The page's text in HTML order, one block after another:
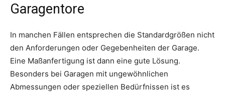
Garagentore
In manchen Fällen entsprechen die Standardgrößen nicht
den Anforderungen oder Gegebenheiten der Garage.
Eine Maßanfertigung ist dann eine gute Lösung.
Besonders bei Garagen mit ungewöhnlichen
Abmessungen oder speziellen Bedürfnissen ist es